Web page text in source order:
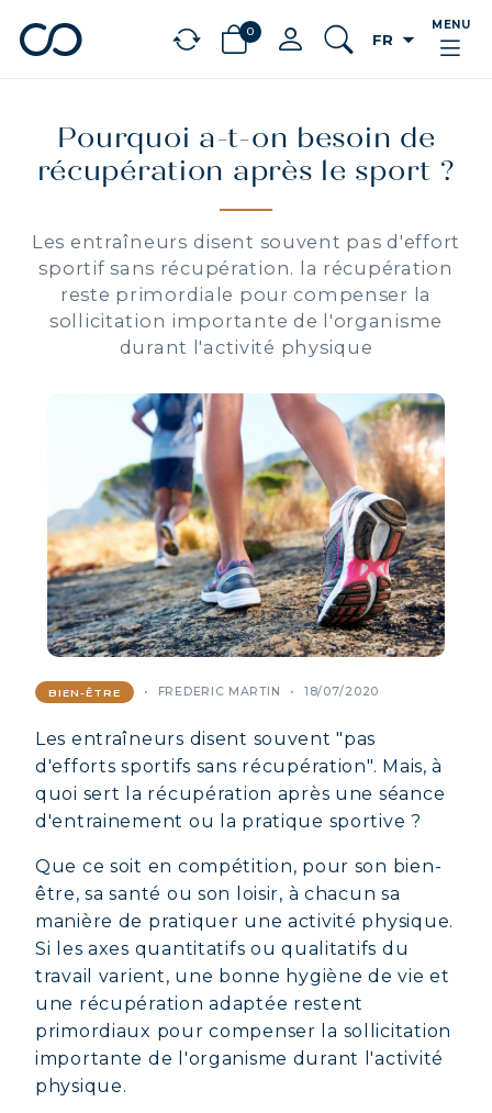
chevron_leftBÉNÉFICES
0 FR arrow_drop_down
MENU
Pourquoi a-t-on besoin de
récupération après le sport ?
Les entraîneurs disent souvent pas d'effort
sportif sans récupération. la récupération
reste primordiale pour compenser la
sollicitation importante de l'organisme
durant l'activité physique
BIEN-ÊTRE FREDERIC MARTIN 18/07/2020
Les entraîneurs disent souvent "pas
d'efforts sportifs sans récupération". Mais, à
quoi sert la récupération après une séance
d'entrainement ou la pratique sportive ?
Que ce soit en compétition, pour son bien-
être, sa santé ou son loisir, à chacun sa
manière de pratiquer une activité physique.
Si les axes quantitatifs ou qualitatifs du
travail varient, une bonne hygiène de vie et
une récupération adaptée restent
primordiaux pour compenser la sollicitation
importante de l'organisme durant l'activité
physique.